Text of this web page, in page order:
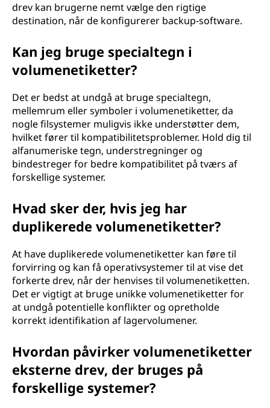
drev kan brugerne nemt vælge den rigtige
destination, når de konfigurerer backup-software.
Kan jeg bruge specialtegn i
volumenetiketter?
Det er bedst at undgå at bruge specialtegn,
mellemrum eller symboler i volumenetiketter, da
nogle filsystemer muligvis ikke understøtter dem,
hvilket fører til kompatibilitetsproblemer. Hold dig til
alfanumeriske tegn, understregninger og
bindestreger for bedre kompatibilitet på tværs af
forskellige systemer.
Hvad sker der, hvis jeg har
duplikerede volumenetiketter?
At have duplikerede volumenetiketter kan føre til
forvirring og kan få operativsystemer til at vise det
forkerte drev, når der henvises til volumenetiketten.
Det er vigtigt at bruge unikke volumenetiketter for
at undgå potentielle konflikter og opretholde
korrekt identifikation af lagervolumener.
Hvordan påvirker volumenetiketter
eksterne drev, der bruges på
forskellige systemer?